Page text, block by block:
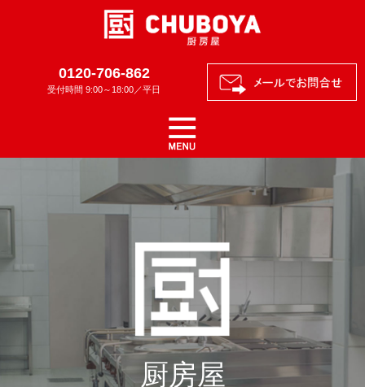
0120-706-862
受付時間 9:00～18:00／平日
厨房屋